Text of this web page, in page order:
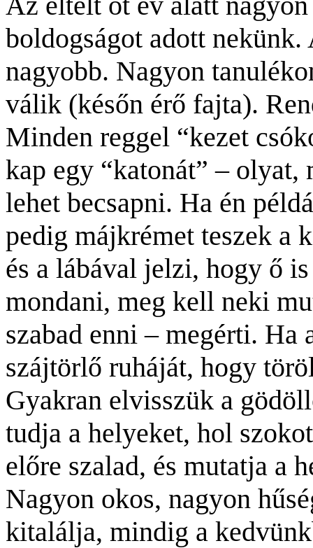
boldogságot adott
nagyobb. Nagyon
válik (későn érő fajta).
Minden reggel “kezet
kap egy “katonát” –
lehet becsapni. Ha én
pedig májkrémet teszek a
és a lábával jelzi, hogy ő
mondani, meg kell neki
szabad enni – megérti. Ha
szájtörlő ruháját, hogy
Gyakran elvisszük a
tudja a helyeket, hol
előre szalad, és mutatja a
Nagyon okos, nagyon
kitalálja, mindig a